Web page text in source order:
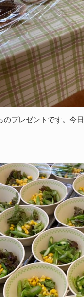
のプレゼントです。今